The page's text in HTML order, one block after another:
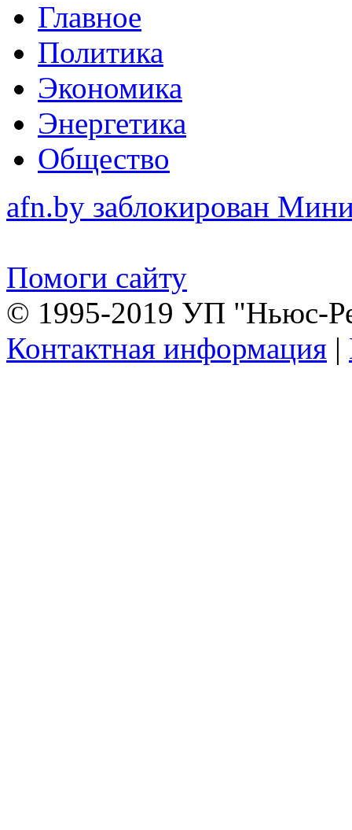
Главное
Политика
Экономика
Энергетика
Общество
afn.by заблокирован
Помоги сайту
© 1995-2019 УП "Ньюс-
Контактная информация |